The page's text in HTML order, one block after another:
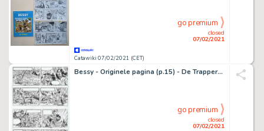
Catawiki 07/02/2021 (CET)
closed
07/02/2021
go premium
Bessy - Originele pagina (p.15) - De Trappers van de Berenvallei (Entscheidung im Geisterwald) - (1975/2008)
closed
07/02/2021
go premium